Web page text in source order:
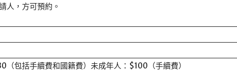
人，方可預約。
（包括手續費和國籍費）未成年人：$100（手續費）